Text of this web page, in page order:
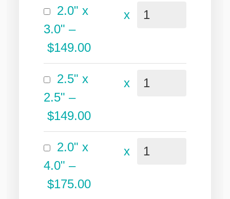
2.0" x
3.0" –
$149.00
x
2.5" x
2.5" –
$149.00
x
2.0" x
4.0" –
$175.00
x